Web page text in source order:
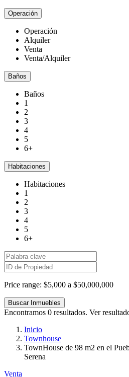
Operación
Operación
Alquiler
Venta
Venta/Alquiler
Baños
Baños
1
2
3
4
5
6+
Habitaciones
Habitaciones
1
2
3
4
5
6+
Price range: $5,000 a $50,000,000
Encontramos 0 resultados. Ver
Inicio
Townhouse
TownHouse de 98 m2 en el
Serena
Venta